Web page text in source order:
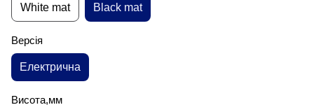
White mat Black mat
Версія
Електрична
Висота,мм